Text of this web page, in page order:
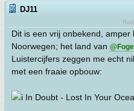
DJ11
Dit is een vrij onbekend, amper
Noorwegen; het land van
Luistercijfers zeggen me echt
met een fraaie opbouw:
In Doubt - Lost In Your